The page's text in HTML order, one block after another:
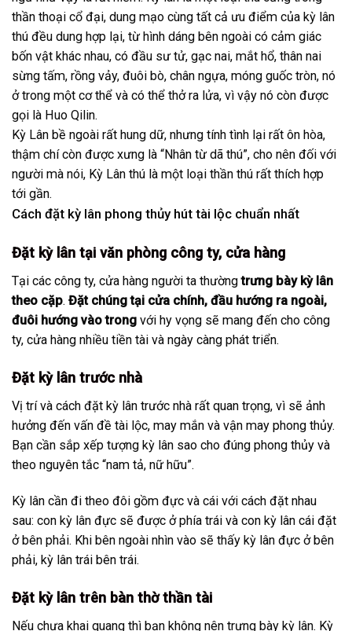
thần thoại cổ đại, dung mạo cùng tất cả ưu điểm của kỳ lân
thú đều dung hợp lại, từ hình dáng bên ngoài có cảm giác
bốn vật khác nhau, có đầu sư tử, gạc nai, mắt hổ, thân nai
sừng tấm, rồng vảy, đuôi bò, chân ngựa, móng guốc tròn, nó
ở trong một cơ thể và có thể thở ra lửa, vì vậy nó còn được
gọi là Huo Qilin.
Kỳ Lân bề ngoài rất hung dữ, nhưng tính tình lại rất ôn hòa,
thậm chí còn được xưng là “Nhân từ dã thú”, cho nên đối với
người mà nói, Kỳ Lân thú là một loại thần thú rất thích hợp
tới gần.
Cách đặt kỳ lân phong thủy hút tài lộc chuẩn nhất
Đặt kỳ lân tại văn phòng công ty, cửa hàng
Tại các công ty, cửa hàng người ta thườngtrưng bày kỳ lân
theo cặp. Đặt chúng tại cửa chính, đầu hướng ra ngoài,
đuôi hướng vào trong với hy vọng sẽ mang đến cho công
ty, cửa hàng nhiều tiền tài và ngày càng phát triển.
Đặt kỳ lân trước nhà
Vị trí và cách đặt kỳ lân trước nhà rất quan trọng, vì sẽ ảnh
hưởng đến vấn đề tài lộc, may mắn và vận may phong thủy.
Bạn cần sắp xếp tượng kỳ lân sao cho đúng phong thủy và
theo nguyên tắc “nam tả, nữ hữu”.
Kỳ lân cần đi theo đôi gồm đực và cái với cách đặt nhau
sau: con kỳ lân đực sẽ được ở phía trái và con kỳ lân cái đặt
ở bên phải. Khi bên ngoài nhìn vào sẽ thấy kỳ lân đực ở bên
phải, kỳ lân trái bên trái.
Đặt kỳ lân trên bàn thờ thần tài
Nếu chưa khai quang thì bạn không nên trưng bày kỳ lân. Kỳ